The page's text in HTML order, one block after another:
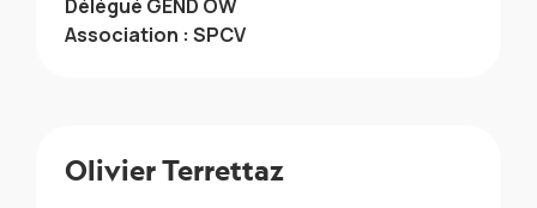
Délégué GEND OW
Association : SPCV
Olivier Terrettaz